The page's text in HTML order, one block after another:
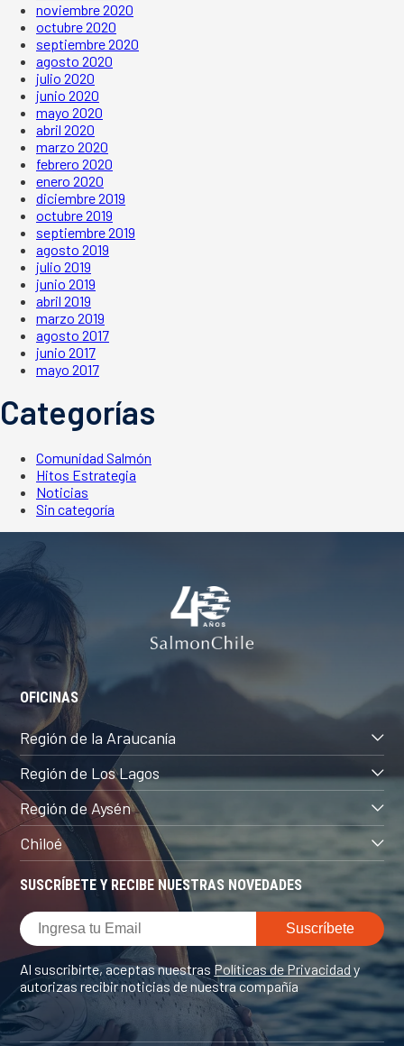
noviembre 2020
octubre 2020
septiembre 2020
agosto 2020
julio 2020
junio 2020
mayo 2020
abril 2020
marzo 2020
febrero 2020
enero 2020
diciembre 2019
octubre 2019
septiembre 2019
agosto 2019
julio 2019
junio 2019
abril 2019
marzo 2019
agosto 2017
junio 2017
mayo 2017
Categorías
Comunidad Salmón
Hitos Estrategia
Noticias
Sin categoría
SUSCRÍBETE Y RECIBE NUESTRAS NOVEDADES
Al suscribirte, aceptas nuestras Políticas de Privacidady
autorizas recibir noticias de nuestra compañía
OFICINAS
Región de la Araucanía
Región de Los Lagos
Región de Aysén
Chiloé